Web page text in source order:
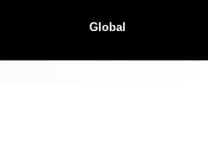
Global